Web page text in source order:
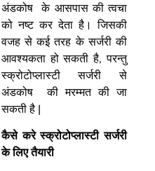
अंडकोष के आसपास की त्वचा
को नष्ट कर देता है। जिसकी
वजह से कई तरह के सर्जरी की
आवश्यकता हो सकती है, परन्तु
स्क्रोटोप्लास्टी सर्जरी से
अंडकोष की मरम्मत की जा
सकती है |
कैसे करे स्क्रोटोप्लास्टी सर्जरी
के लिए तैयारी